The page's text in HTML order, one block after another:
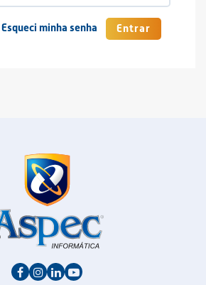
Esqueci minha senha